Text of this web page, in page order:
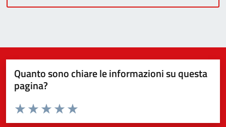
Quanto sono chiare le informazioni su questa
pagina?
Valuta da 1 a 5 stelle la pagina
Valuta 5 stelle su 5
Valuta 4 stelle su 5
Valuta 3 stelle su 5
Valuta 2 stelle su 5
Valuta 1 stelle su 5